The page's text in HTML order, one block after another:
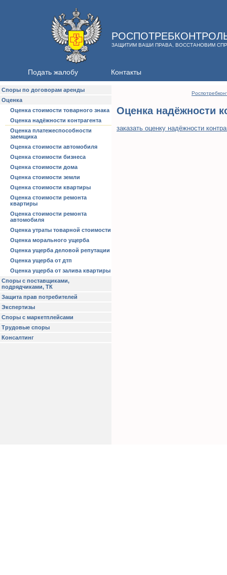
ЗАЩИТИМ ВАШИ ПРАВА, ВОССТАНОВИМ
Подать жалобу Контакты
Споры по договорам аренды
Оценка
Оценка стоимости товарного знака
Оценка надёжности контрагента
Оценка платежеспособности
заемщика
Оценка стоимости автомобиля
Оценка стоимости бизнеса
Оценка стоимости дома
Оценка стоимости земли
Оценка стоимости квартиры
Оценка стоимости ремонта
квартиры
Оценка стоимости ремонта
автомобиля
Оценка утраты товарной стоимости
Оценка морального ущерба
Оценка ущерба деловой репутации
Оценка ущерба от дтп
Оценка ущерба от залива квартиры
Споры с поставщиками,
подрядчиками, ТК
Защита прав потребителей
Экспертизы
Споры с маркетплейсами
Трудовые споры
Консалтинг
Оценка надёжности
заказать оценку надёжности